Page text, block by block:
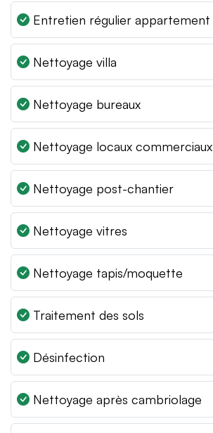
Entretien régulier appartement
Nettoyage villa
Nettoyage bureaux
Nettoyage locaux commerciaux
Nettoyage post-chantier
Nettoyage vitres
Nettoyage tapis/moquette
Traitement des sols
Désinfection
Nettoyage après cambriolage